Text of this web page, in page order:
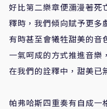
好比第二樂章便瀰漫著死
釋時，我們傾向賦予更多
有時甚至會犧牲甜美的音
一氣呵成的方式推進音樂
在我們的詮釋中，甜美已
帕弗哈斯四重奏有自成一